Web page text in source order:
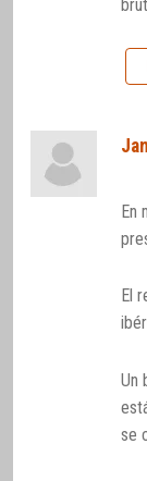
En
El
Un
se